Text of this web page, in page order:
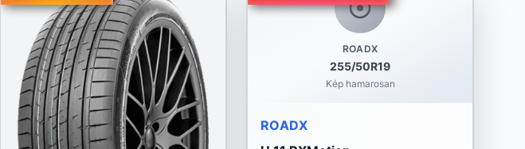
ROADX
255/50R19
Kép hamarosan
ROADX